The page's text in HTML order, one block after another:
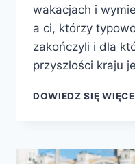
wakacjach i
a ci, którzy
zakończyli i dla
przyszłości kraju
DOWIEDZ SIĘ